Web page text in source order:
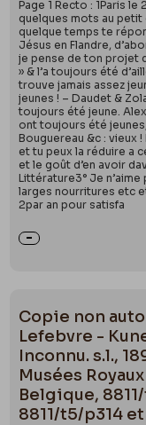
Page 1 Recto : 1Paris
quelques mots au petit
quelque temps te
Jésus en Flandre,
je pense de ton projet
» & l’a toujours été
trouve jamais assez
jeunes ! – Daudet &
toujours été jeune.
ont toujours été
Bouguereau &c : vieux
et tu peux la réduire a
et le goût d’en avoir
Littérature3° Je
larges nourritures etc
2par an pour satisfa
Copie non
Lefebvre -
Inconnu. s.l.,
Musées
Belgique,
8811/t5/p314